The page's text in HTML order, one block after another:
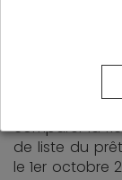
niveau de
moins
les
comparer la
de liste du
le 1er octobre